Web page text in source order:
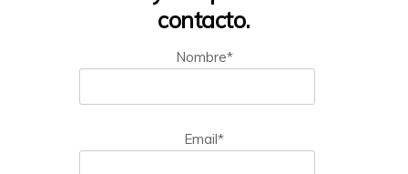
contacto.
Nombre*
Email*